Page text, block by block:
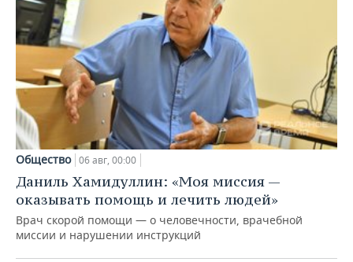
Общество 06 авг, 00:00
Даниль Хамидуллин: «Моя миссия —
оказывать помощь и лечить людей»
Врач скорой помощи — о человечности, врачебной
миссии и нарушении инструкций